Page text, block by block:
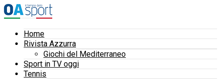
Home
Rivista Azzurra
Giochi del Mediterraneo
Sport in TV oggi
Tennis